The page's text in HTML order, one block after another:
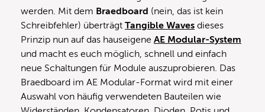
werden. Mit dem Braedboard (nein, das ist kein
Schreibfehler) überträgt Tangible Waves dieses
Prinzip nun auf das hauseigene AE Modular-System
und macht es euch möglich, schnell und einfach
neue Schaltungen für Module auszuprobieren. Das
Braedboard im AE Modular-Format wird mit einer
Auswahl von häufig verwendeten Bauteilen wie